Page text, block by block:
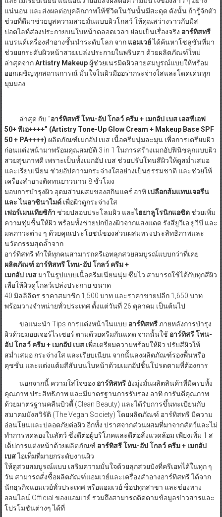
แน่นอน และส่งผลต่อบุคลิกภาพให้ชีวิตในวันนั้นมีสะดุด ดังนั้น ถ้ารู้จักตัว
ช่วยที่ดีมาช่วยบูสความสวยมั่นแบบผิวโกลว์ ให้คุณสว่างราวกับมีส
ปอตไลท์ส่องประกายบนใบหน้าตลอดเวลา ย่อมเป็นเรื่องจริง อาร์ทิสทรี
แบรนด์เครื่องสำอางชั้นนำระดับโลก จาก แอมเวย์ได้ค้นหาโซลูชันที่มา
ช่วยยกระดับผิวหน้าสวยเปล่งประกายในพริบตา ด้วยผลิตภัณฑ์ใหม่
ล่าสุดจากArtistry Makeupผู้ช่วยเนรมิตผิวสวยสมบูรณ์แบบให้พร้อม
ออกเผชิญทุกสถานการณ์ มั่นใจในผิวมีออร่ากระจ่างใสและโดดเด่นทุก
มุมมอง
ล่าสุด กับ “อาร์ทิสทรี โทน-อัป โกลว์ ครีม + เมกอัป เบส เอสพีเอฟ
50+ พีเอ++++” (Artistry Tone-Up Glow Cream + Makeup Base SPF
50 + PA++++) ผลิตภัณฑ์เมกอัป เบส เนื้อครีมนุ่มละมุน เพื่อการเตรียมผิว
ก่อนแต่งหน้ามาพร้อมคุณสมบัติ 3 in 1 ในการสร้างเมกอัปฟินิชลุกแบบผิว
สวยสุขภาพดี เพราะเป็นทั้งเมกอัป เบส ช่วยปรับโทนสีผิวให้ดูสม่ำเสมอ
และเรียบเนียน ช่วยอัปความกระจ่างใสอย่างเป็นธรรมชาติ และช่วยให้
เครื่องสำอางติดทนยาวนาน 8 ชั่วโมง
มอบการบำรุงผิว อุดมส่วนผสมของสกินแคร์ อาทิ เปลือกส้มแทนเจอรีน
และ ไนอาซินาไมด์เพื่อผิวดูกระจ่างใส
เฟอร์เมนเทียซิก้า ช่วยปลอบประโลมผิว และไฮยาลูโรนิกแอซิด ช่วยเพิ่ม
ความชุ่มชื้นให้ผิว พร้อมทั้งช่วยปกป้องผิวจากแสงแดด รังสียูวีเอ ยูวีบี และ
มลภาวะต่าง ๆ ด้วยคุณประโยชน์ของส่วนผสมทรงประสิทธิภาพและ
นวัตกรรมสุดล้ำจาก
อาร์ทิสทรี ทำให้ทุกคนสามารถครีเอทลุกสวยสมบูรณ์แบบกว่าที่เคย
ผลิตภัณฑ์ อาร์ทิสทรี โทน-อัป โกลว์ ครีม +
เมกอัป เบส มาในรูปแบบเนื้อครีมเนียนนุ่ม ซึมไว สามารถใช้ได้กับทุกสีผิว
เพื่อให้ผิวดูโกลว์เปล่งประกาย ขนาด
40 มิลลิลิตร ราคาสมาชิก 1,500 บาท และราคาขายปลีก 1,650 บาท
พร้อมวางจำหน่ายทั่วประเทศ ตั้งแต่วันที่ 26 ตุลาคม เป็นต้นไป
ขอแนะนำ Tips การแต่งหน้าในแบบ อาร์ทิสทรีภายหลังการบำรุง
ผิวด้วยมอยเจอร์ไรเซอร์ ตามด้วยครีมกันแดด จากนั้นใช้ อาร์ทิสรี โทน-
อัป โกลว์ ครีม + เมกอัป เบส เพื่อเตรียมความพร้อมให้ผิว ปรับสีผิวให้
สม่ำเสมอ กระจ่างใส และเรียบเนียน จากนั้นลงผลิตภัณฑ์รองพื้นหรือ
คุชชั่น และแต่งแต้มสีสันบนใบหน้าด้วยเมกอัปชิ้นโปรดตามที่ต้องการ
นอกจากนี้ ความใส่ใจของ อาร์ทิสทรียังมุ่งมั่นผลิตสินค้าที่มีครบทั้ง
คุณภาพ ประสิทธิภาพ และมีมาตรฐานการรับรอง อาทิ การันตีคุณภาพ
ด้วยมาตรฐานคลีนบิวตี้ (Clean Beauty) และได้รับการขึ้นทะเบียนกับ
สมาคมมังสวิรัติ (The Vegan Society) โดยผลิตภัณฑ์ อาร์ทิสทรี มีความ
อ่อนโยนและปลอดภัยต่อผิว อีกทั้ง ปราศจากส่วนผสมที่มาจากสัตว์และไม่
ทำการทดลองในสัตว์ ซึ่งดีต่อผู้บริโภคและดีต่อสิ่งแวดล้อม เพียงเพิ่ม 1 ส
เต็ปการแต่งหน้าด้วยผลิตภัณฑ์ อาร์ทิสรี โทน-อัป โกลว์ ครีม + เมกอัป
เบสไอเท็มที่มายกระดับงานผิว
ให้ดูสวยสมบูรณ์แบบ เสริมความมั่นใจด้วยลุกสวยปังที่ครีเอทได้ในทุก ๆ
วัน สามารถสั่งซื้อผลิตภัณฑ์แอมเวย์และเครื่องสำอางอาร์ทิสทรี ได้จาก
นักธุรกิจแอมเวย์ทั่วประเทศ หรือแอมเวย์ ช็อปทุกสาขา และช่องทาง
ออนไลน์ Official ของแอมเวย์ รวมถึงสามารถติดตามข้อมูลข่าวสารและ
โปรโมชันต่างๆ ได้ที่